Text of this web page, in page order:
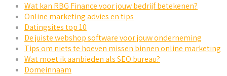
Wat kan RBG Finance voor jouw bedrijf betekenen?
Online marketing advies en tips
Datingsites top 10
De juiste webshop software voor jouw onderneming
Tips om niets te hoeven missen binnen online marketing
Wat moet ik aanbieden als SEO bureau?
Domeinnaam